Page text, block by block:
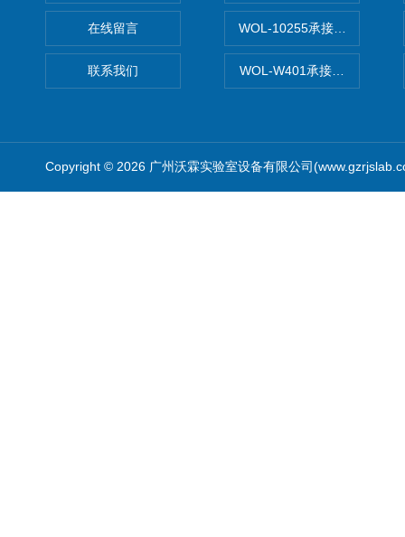
在线留言
联系我们
WOL-10255承接清远电子
WOL-W401承接食品QS认
Copyright © 2026 广州沃霖实验室设备有限公司